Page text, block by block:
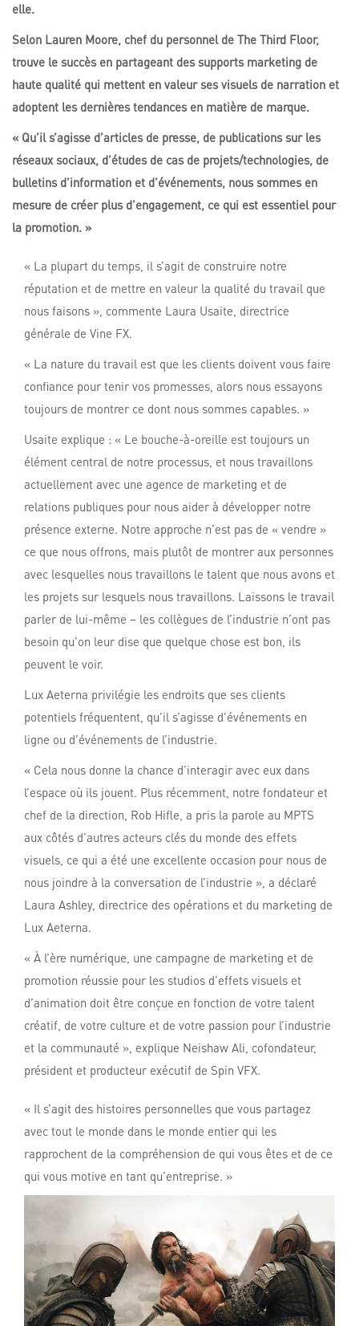
elle.
Selon Lauren Moore, chef du personnel de The Third Floor,
trouve le succès en partageant des supports marketing de
haute qualité qui mettent en valeur ses visuels de narration et
adoptent les dernières tendances en matière de marque.
« Qu’il s’agisse d’articles de presse, de publications sur les
réseaux sociaux, d’études de cas de projets/technologies, de
bulletins d’information et d’événements, nous sommes en
mesure de créer plus d’engagement, ce qui est essentiel pour
la promotion. »
« La plupart du temps, il s’agit de construire notre
réputation et de mettre en valeur la qualité du travail que
nous faisons », commente Laura Usaite, directrice
générale de Vine FX.
« La nature du travail est que les clients doivent vous faire
confiance pour tenir vos promesses, alors nous essayons
toujours de montrer ce dont nous sommes capables. »
Usaite explique : « Le bouche-à-oreille est toujours un
élément central de notre processus, et nous travaillons
actuellement avec une agence de marketing et de
relations publiques pour nous aider à développer notre
présence externe. Notre approche n’est pas de « vendre »
ce que nous offrons, mais plutôt de montrer aux personnes
avec lesquelles nous travaillons le talent que nous avons et
les projets sur lesquels nous travaillons. Laissons le travail
parler de lui-même – les collègues de l’industrie n’ont pas
besoin qu’on leur dise que quelque chose est bon, ils
peuvent le voir.
Lux Aeterna privilégie les endroits que ses clients
potentiels fréquentent, qu’il s’agisse d’événements en
ligne ou d’événements de l’industrie.
« Cela nous donne la chance d’interagir avec eux dans
l’espace où ils jouent. Plus récemment, notre fondateur et
chef de la direction, Rob Hifle, a pris la parole au MPTS
aux côtés d’autres acteurs clés du monde des effets
visuels, ce qui a été une excellente occasion pour nous de
nous joindre à la conversation de l’industrie », a déclaré
Laura Ashley, directrice des opérations et du marketing de
Lux Aeterna.
« À l’ère numérique, une campagne de marketing et de
promotion réussie pour les studios d’effets visuels et
d’animation doit être conçue en fonction de votre talent
créatif, de votre culture et de votre passion pour l’industrie
et la communauté », explique Neishaw Ali, cofondateur,
président et producteur exécutif de Spin VFX.
« Il s’agit des histoires personnelles que vous partagez
avec tout le monde dans le monde entier qui les
rapprochent de la compréhension de qui vous êtes et de ce
qui vous motive en tant qu’entreprise. »